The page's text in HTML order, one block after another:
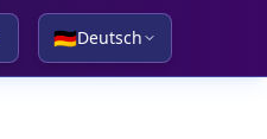
🇩🇪Deutsch